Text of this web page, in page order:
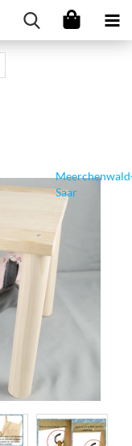
Saar